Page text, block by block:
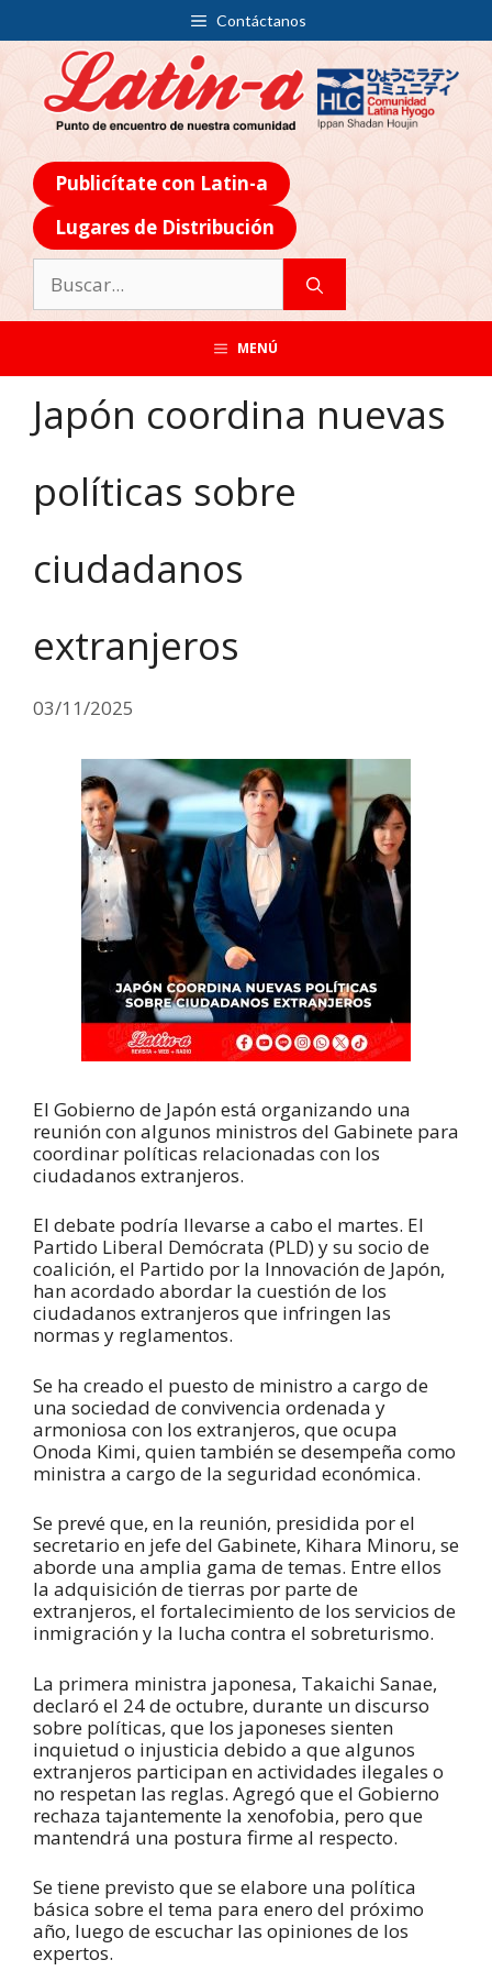
Contáctanos
Publicítate con Latin-a
Lugares de Distribución
MENÚ
Japón coordina nuevas
políticas sobre
ciudadanos
extranjeros
03/11/2025
El Gobierno de Japón está organizando una
reunión con algunos ministros del Gabinete para
coordinar políticas relacionadas con los
ciudadanos extranjeros.
El debate podría llevarse a cabo el martes. El
Partido Liberal Demócrata (PLD) y su socio de
coalición, el Partido por la Innovación de Japón,
han acordado abordar la cuestión de los
ciudadanos extranjeros que infringen las
normas y reglamentos.
Se ha creado el puesto de ministro a cargo de
una sociedad de convivencia ordenada y
armoniosa con los extranjeros, que ocupa
Onoda Kimi, quien también se desempeña como
ministra a cargo de la seguridad económica.
Se prevé que, en la reunión, presidida por el
secretario en jefe del Gabinete, Kihara Minoru, se
aborde una amplia gama de temas. Entre ellos
la adquisición de tierras por parte de
extranjeros, el fortalecimiento de los servicios de
inmigración y la lucha contra el sobreturismo.
La primera ministra japonesa, Takaichi Sanae,
declaró el 24 de octubre, durante un discurso
sobre políticas, que los japoneses sienten
inquietud o injusticia debido a que algunos
extranjeros participan en actividades ilegales o
no respetan las reglas. Agregó que el Gobierno
rechaza tajantemente la xenofobia, pero que
mantendrá una postura firme al respecto.
Se tiene previsto que se elabore una política
básica sobre el tema para enero del próximo
año, luego de escuchar las opiniones de los
expertos.